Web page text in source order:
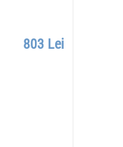
803 Lei